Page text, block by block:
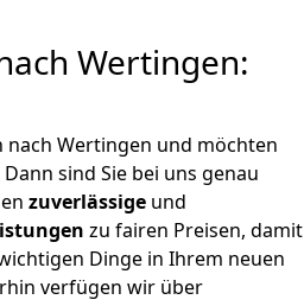
Wertingen:
nach Wertingen und möchten
Dann sind Sie bei uns genau
zuverlässige und
zu fairen Preisen, damit
Dinge in Ihrem neuen
verfügen wir über